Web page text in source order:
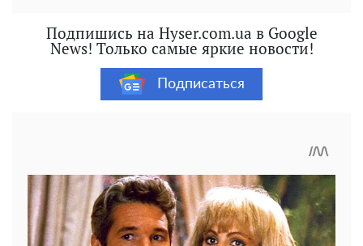
Подпишись на Hyser.com.ua в Google
News! Только самые яркие новости!
Подписаться